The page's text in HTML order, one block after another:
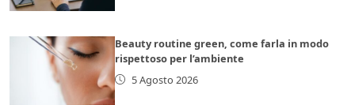
Beauty routine green, come farla in modo
rispettoso per l’ambiente
5 Agosto 2026